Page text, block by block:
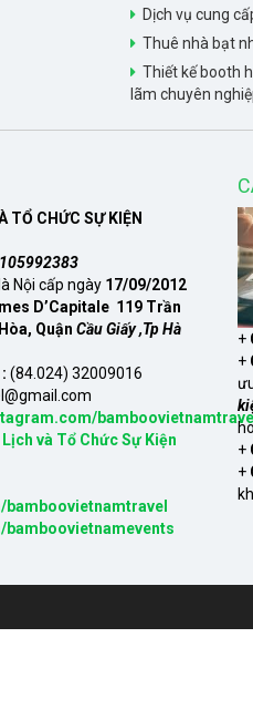
Dịch vụ cung
Thuê nhà bạt
Thiết kế booth
lãm chuyên
TỔ CHỨC SỰ KIỆN
Nội cấp ngày 17/09/2012
D’Capitale 119 Trần
Quận Cầu Giấy ,Tp Hà
(84.024) 32009016
và Tổ Chức Sự Kiện
bamboovietnamtravel
bamboovietnamevents
+
+
+
+